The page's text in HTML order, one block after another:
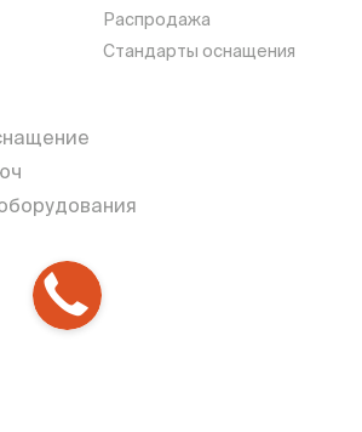
Распродажа
Стандарты оснащения